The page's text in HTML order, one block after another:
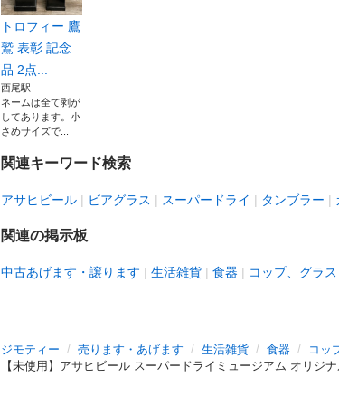
トロフィー 鷹
鷲 表彰 記念
品 2点...
西尾駅
ネームは全て剥が
してあります。小
さめサイズで...
関連キーワード検索
アサヒビール ビアグラス スーパードライ タンブラー
関連の掲示板
中古あげます・譲ります 生活雑貨 食器 コップ、グラス
ジモティー 売ります・あげます 生活雑貨 食器 コッ
【未使用】アサヒビール スーパードライミュージアム オリジ